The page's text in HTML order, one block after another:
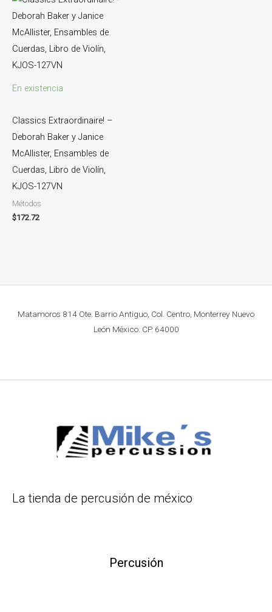
En existencia
Classics Extraordinaire! –
Deborah Baker y Janice
McAllister, Ensambles de
Cuerdas, Libro de Violín,
KJOS-127VN
Métodos
$172.72
Matamoros 814 Ote. Barrio Antiguo, Col. Centro, Monterrey Nuevo
León México. CP. 64000
La tienda de percusión de méxico
Percusión